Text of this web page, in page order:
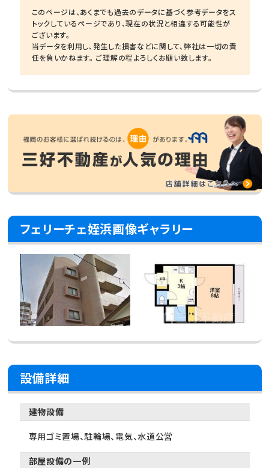
このページは、あくまでも過去のデータに基づく参考データをス
トックしているページであり、現在の状況と相違する可能性が
ございます。
当データを利用し、発生した損害などに関して、弊社は一切の責
任を負いかねます。 ご理解の程よろしくお願い致します。
フェリーチェ姪浜画像ギャラリー
設備詳細
建物設備
専用ゴミ置場、駐輪場、電気、水道公営
部屋設備の一例